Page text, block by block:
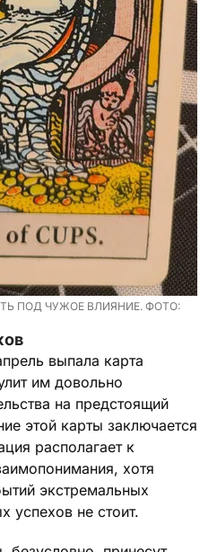
ПОД ЧУЖОЕ ВЛИЯНИЕ. ФОТО:
выпала карта
им довольно
на предстоящий
этой карты заключается
располагает к
хотя
экстремальных
успехов не стоит.